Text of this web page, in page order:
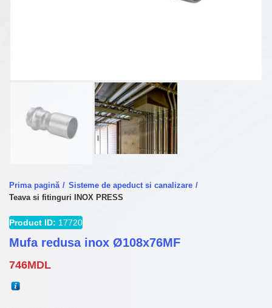
Prima pagină
Sisteme de apeduct si canalizare
Teava si fitinguri INOX PRESS
Product ID: 17720
Mufa redusa inox Ø108x76MF
746MDL